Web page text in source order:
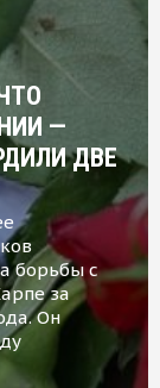
—
ДВЕ
борьбы с
за
Он